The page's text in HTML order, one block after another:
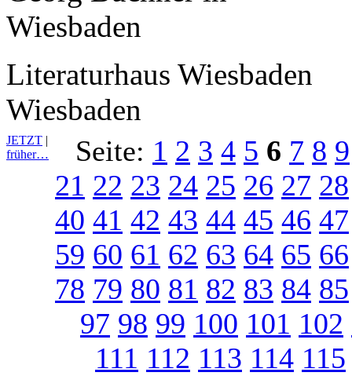
Literaturhaus Wiesbaden
Wiesbaden
JETZT |
früher…
Seite: 1 2 3 4 5 6 7 8 9
21 22 23 24 25 26 27 28
40 41 42 43 44 45 46 47
59 60 61 62 63 64 65 66
78 79 80 81 82 83 84 85
97 98 99 100 101 102
111 112 113 114 115